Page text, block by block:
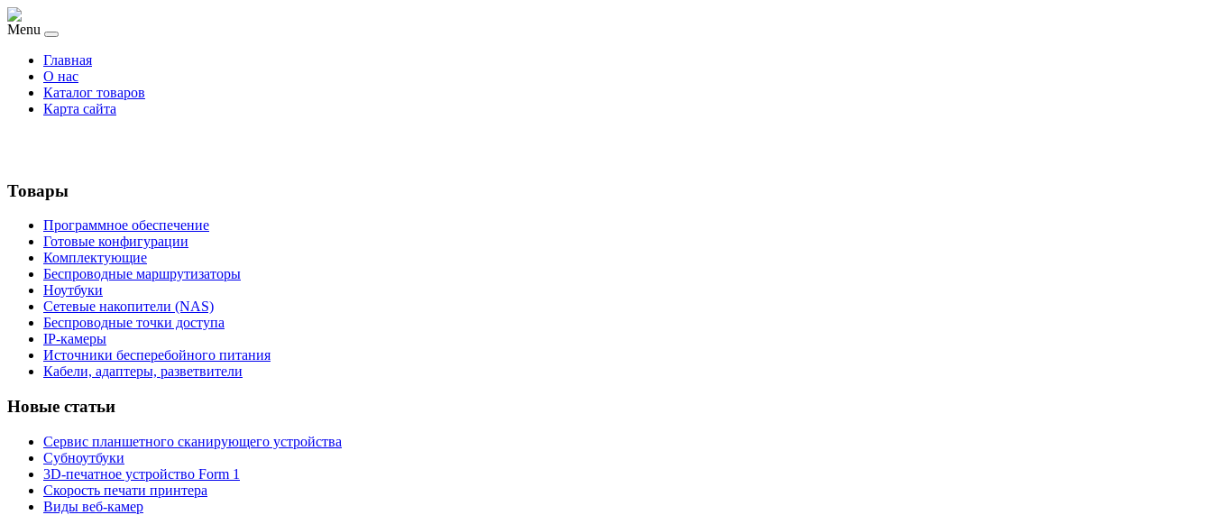
Menu
Главная
О нас
Каталог товаров
Карта сайта
Товары
Программное обеспечение
Готовые конфигурации
Комплектующие
Беспроводные маршрутизаторы
Ноутбуки
Сетевые накопители (NAS)
Беспроводные точки доступа
IP-камеры
Источники бесперебойного питания
Кабели, адаптеры, разветвители
Новые статьи
Сервис планшетного сканирующего устройства
Субноутбуки
3D-печатное устройство Form 1
Скорость печати принтера
Виды веб-камер